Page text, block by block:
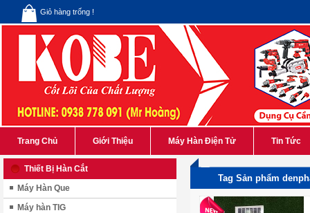
Giỏ hàng trống !
Trang Chủ Giới Thiệu Máy Hàn Điện Tử Tin Tức
Thiết Bị Hàn Cắt
Máy Hàn Que
Máy hàn TIG
Tag Sản phẩm